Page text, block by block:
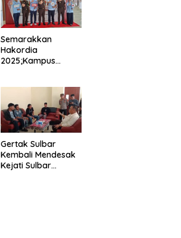
Semarakkan
Hakordia
2025;Kampus
Gelar” Satukan Aksi
Basmi Korupsi “
Gertak Sulbar
Kembali Mendesak
Kejati Sulbar